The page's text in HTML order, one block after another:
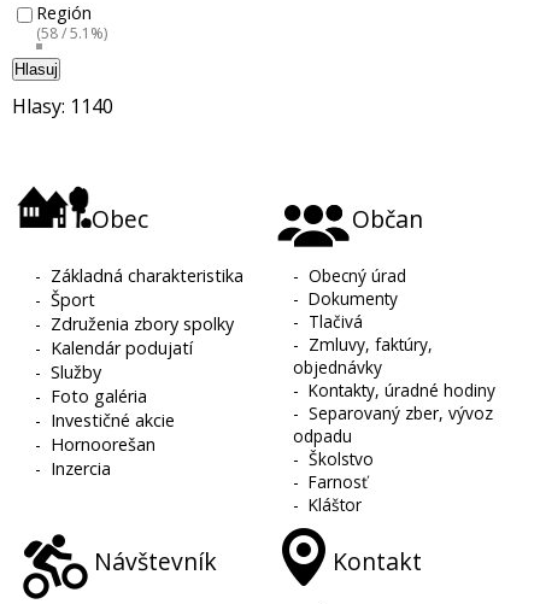
Región
(58 / 5.1%)
Hlasuj
Hlasy: 1140
Obec
- Základná charakteristika
-Šport
- Združenia zbory spolky
- Kalendár podujatí
-Služby
- Foto galéria
- Investičné akcie
- Hornoorešan
- Inzercia
Občan
-Obecný úrad
-Dokumenty
- Tlačivá
- Zmluvy, faktúry,
objednávky
-Kontakty, úradné hodiny
-Separovaný zber, vývoz
odpadu
-Školstvo
-Farnosť
-Kláštor
Návštevník Kontakt